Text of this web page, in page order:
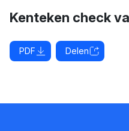
Kenteken check
PDF Delen